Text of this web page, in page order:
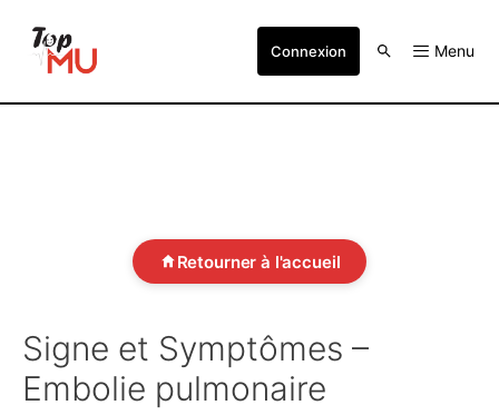
Connexion Menu
Retourner à l'accueil
Signe et Symptômes –
Embolie pulmonaire